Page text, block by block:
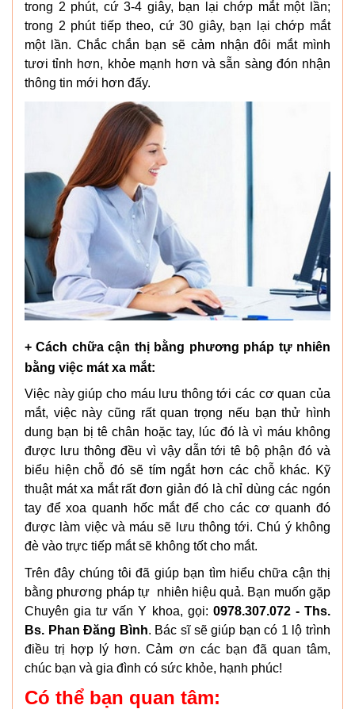
trong 2 phút, cứ 3-4 giây, bạn lại chớp mắt một lần;
trong 2 phút tiếp theo, cứ 30 giây, bạn lại chớp mắt
một lần. Chắc chắn bạn sẽ cảm nhận đôi mắt mình
tươi tỉnh hơn, khỏe mạnh hơn và sẵn sàng đón nhận
thông tin mới hơn đấy.
+ Cách chữa cận thị bằng phương pháp tự nhiên
bằng việc mát xa mắt:
Việc này giúp cho máu lưu thông tới các cơ quan của
mắt, việc này cũng rất quan trọng nếu bạn thử hình
dung bạn bị tê chân hoặc tay, lúc đó là vì máu không
được lưu thông đều vì vậy dẫn tới tê bộ phận đó và
biểu hiện chỗ đó sẽ tím ngắt hơn các chỗ khác. Kỹ
thuật mát xa mắt rất đơn giản đó là chỉ dùng các ngón
tay để xoa quanh hốc mắt để cho các cơ quanh đó
được làm việc và máu sẽ lưu thông tới. Chú ý không
đè vào trực tiếp mắt sẽ không tốt cho mắt.
Trên đây chúng tôi đã giúp bạn tìm hiểu chữa cận thị
bằng phương pháp tự nhiên hiệu quả. Bạn muốn gặp
Chuyên gia tư vấn Y khoa, gọi: 0978.307.072 - Ths.
Bs. Phan Đăng Bình. Bác sĩ sẽ giúp bạn có 1 lộ trình
điều trị hợp lý hơn. Cảm ơn các bạn đã quan tâm,
chúc bạn và gia đình có sức khỏe, hạnh phúc!
Có thể bạn quan tâm: